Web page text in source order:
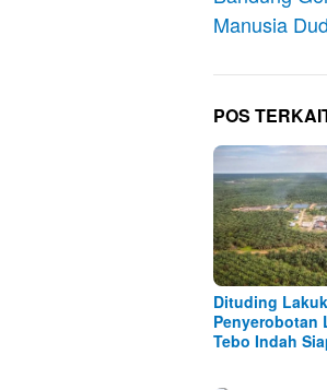
Manusia
POS
Dituding
Penyerobotan
Tebo Indah